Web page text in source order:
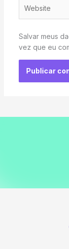
Salvar meus
vez que eu